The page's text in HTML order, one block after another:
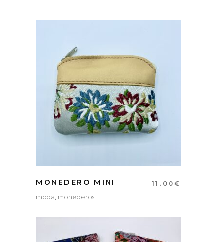
MONEDERO MINI 11.00€
moda monederos